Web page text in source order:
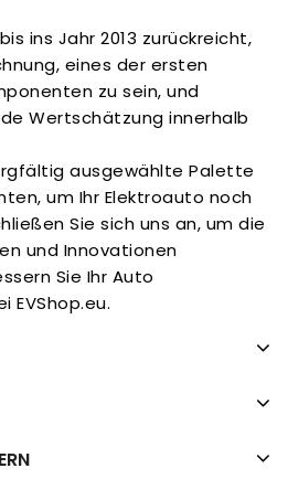
ins Jahr 2013 zurückreicht,
eines der ersten
zu sein, und
Wertschätzung innerhalb
ausgewählte Palette
um Ihr Elektroauto noch
Sie sich uns an, um die
und Innovationen
Sie Ihr Auto
EVShop.eu.